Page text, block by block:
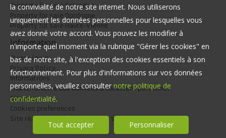
Property for sale Calvados
Property for sale Dordogne
Property for sale Haute-Vienne
Information
Owner login
Privacy Policy
Informations
Charte relative aux données à caractère personnel
Sitemap
Cookies preferences
Site réalisé par
la convivialité de notre site internet. Nous utiliserons
uniquement les données personnelles pour lesquelles vous
avez donné votre accord. Vous pouvez les modifier à
n'importe quel moment via la rubrique "Gérer les cookies" en
bas de notre site, à l'exception des cookies essentiels à son
fonctionnement. Pour plus d'informations sur vos données
personnelles, veuillez consulternotre politique de
confidentialité.
Tout accepter Personnaliser